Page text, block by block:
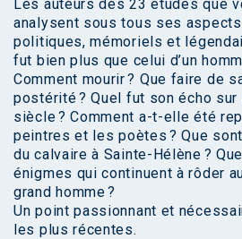
Les auteurs des 23 études que
analysent sous tous ses
politiques, mémoriels et
fut bien plus que celui d’un
Comment mourir ? Que faire de
postérité ? Quel fut son écho
siècle ? Comment a-t-elle été
peintres et les poètes ? Que
du calvaire à Sainte-Hélène ?
énigmes qui continuent à rôder
grand homme ?
Un point passionnant et
les plus récentes.